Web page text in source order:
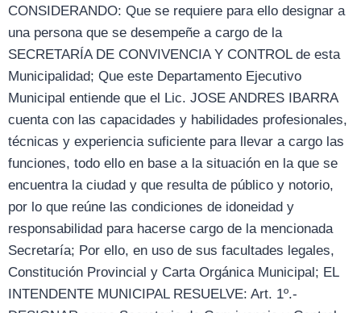
CONSIDERANDO: Que se requiere para ello designar a
una persona que se desempeñe a cargo de la
SECRETARÍA DE CONVIVENCIA Y CONTROL de esta
Municipalidad; Que este Departamento Ejecutivo
Municipal entiende que el Lic. JOSE ANDRES IBARRA
cuenta con las capacidades y habilidades profesionales,
técnicas y experiencia suficiente para llevar a cargo las
funciones, todo ello en base a la situación en la que se
encuentra la ciudad y que resulta de público y notorio,
por lo que reúne las condiciones de idoneidad y
responsabilidad para hacerse cargo de la mencionada
Secretaría; Por ello, en uso de sus facultades legales,
Constitución Provincial y Carta Orgánica Municipal; EL
INTENDENTE MUNICIPAL RESUELVE: Art. 1º.-